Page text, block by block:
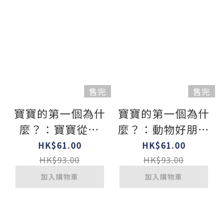
售完
寶寶的第一個為什
麼？：寶寶從哪
來？【遊戲翻翻
書】
HK$61.00
HK$93.00
加入購物車
售完
寶寶的第一個為什
麼？：動物好朋友
【遊戲翻翻書】
HK$61.00
HK$93.00
加入購物車